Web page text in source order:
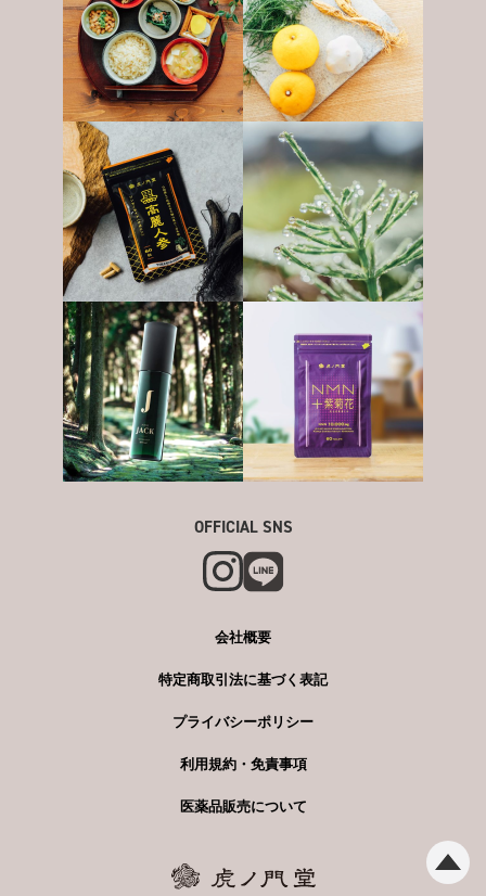
OFFICIAL SNS
会社概要
特定商取引法に基づく表記
プライバシーポリシー
利用規約・免責事項
医薬品販売について